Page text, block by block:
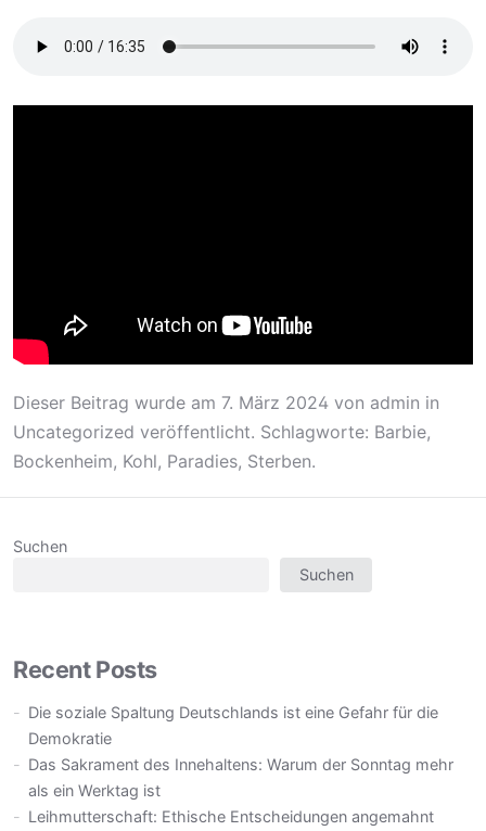
Dieser Beitrag wurde am 7. März 2024 von admin in
Uncategorized veröffentlicht. Schlagworte: Barbie,
Bockenheim, Kohl, Paradies, Sterben.
Suchen
Suchen
Recent Posts
Die soziale Spaltung Deutschlands ist eine Gefahr für die
Demokratie
Das Sakrament des Innehaltens: Warum der Sonntag mehr
als ein Werktag ist
Leihmutterschaft: Ethische Entscheidungen angemahnt